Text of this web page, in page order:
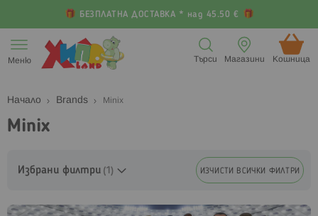
БЕЗПЛАТНА ДОСТАВКА * над 45.50 €
към
съдържанието
Меню Кошница (
Магазини
Търси
Начало Brands Minix
Minix
Избрани филтри ИЗЧИСТИ ВСИЧКИ ФИЛТРИ